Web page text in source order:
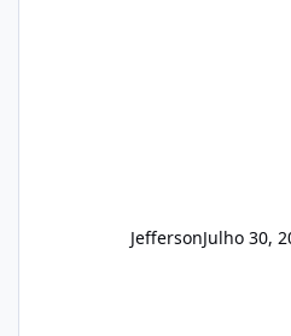
JeffersonJulho 30,